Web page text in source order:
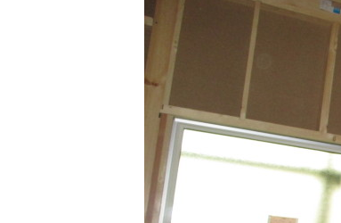
素材とデザイン
耐震性能+制震性能
断熱・気密性能と快適性
長期優良住宅
ZEH